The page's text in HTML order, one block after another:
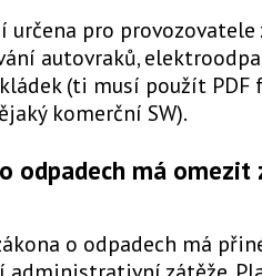
určena pro provozovatele
autovraků,
(ti musí použít PDF
komerční SW).
odpadech má omezit
o odpadech má
administrativní zátěže.